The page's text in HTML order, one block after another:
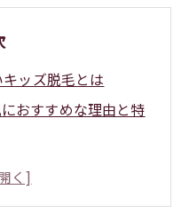
ッズ脱毛とは
おすすめな理由と特
キッズ脱毛の施術法